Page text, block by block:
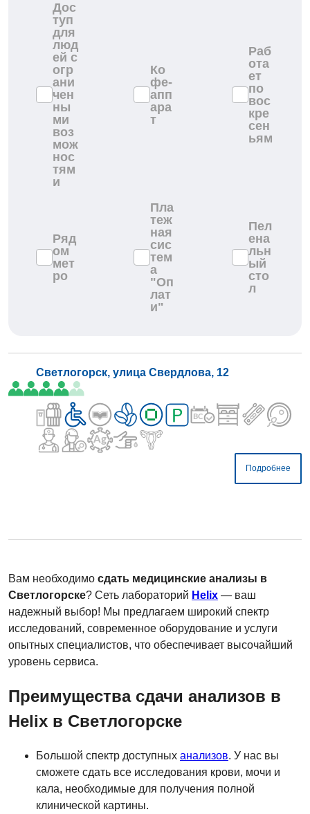
Дос
туп
для
люд
ей с
огр
ани
чен
ны
ми
воз
мож
нос
тям
и
Ко
фе-
апп
ара
т
Раб
ота
ет
по
вос
кре
сен
ьям
Ряд
ом
мет
ро
Пла
теж
ная
сис
тем
а
"Оп
лат
и"
Пел
ена
льн
ый
сто
л
Светлогорск, улица Свердлова, 12
Подробнее
Вам необходимо сдать медицинские анализы в
Светлогорске? Сеть лабораторий Helix — ваш
надежный выбор! Мы предлагаем широкий спектр
исследований, современное оборудование и услуги
опытных специалистов, что обеспечивает высочайший
уровень сервиса.
Преимущества сдачи анализов в
Helix в Светлогорске
Большой спектр доступных анализов. У нас вы
сможете сдать все исследования крови, мочи и
кала, необходимые для получения полной
клинической картины.